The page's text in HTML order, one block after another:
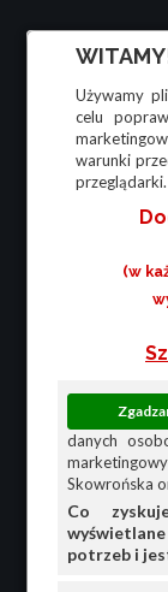
Używamy
celu
warunki
przeglądarki.
(w
danych
Skowrońska
Co
potrzeb i